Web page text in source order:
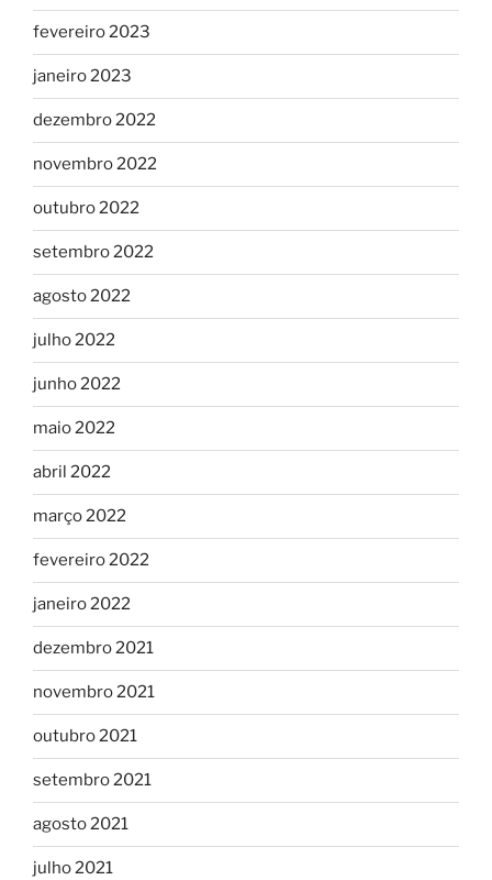
fevereiro 2023
janeiro 2023
dezembro 2022
novembro 2022
outubro 2022
setembro 2022
agosto 2022
julho 2022
junho 2022
maio 2022
abril 2022
março 2022
fevereiro 2022
janeiro 2022
dezembro 2021
novembro 2021
outubro 2021
setembro 2021
agosto 2021
julho 2021